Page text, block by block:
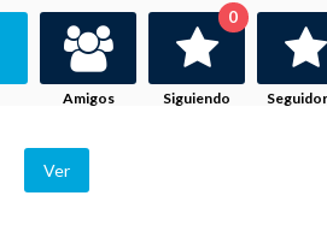
Amigos Siguiendo
0
Ver